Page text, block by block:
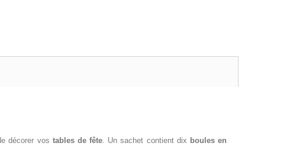
décorer vos tables de fête. Un sachet contient dix boules en